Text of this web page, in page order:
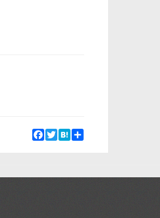
Facebook
Twitter
Hatena